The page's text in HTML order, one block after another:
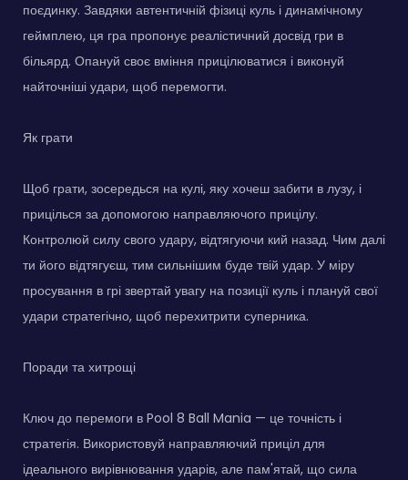
поєдинку. Завдяки автентичній фізиці куль і динамічному
геймплею, ця гра пропонує реалістичний досвід гри в
більярд. Опануй своє вміння прицілюватися і виконуй
найточніші удари, щоб перемогти.
Як грати
Щоб грати, зосередься на кулі, яку хочеш забити в лузу, і
прицілься за допомогою направляючого прицілу.
Контролюй силу свого удару, відтягуючи кий назад. Чим далі
ти його відтягуєш, тим сильнішим буде твій удар. У міру
просування в грі звертай увагу на позиції куль і плануй свої
удари стратегічно, щоб перехитрити суперника.
Поради та хитрощі
Ключ до перемоги в Pool 8 Ball Mania — це точність і
стратегія. Використовуй направляючий приціл для
ідеального вирівнювання ударів, але пам'ятай, що сила